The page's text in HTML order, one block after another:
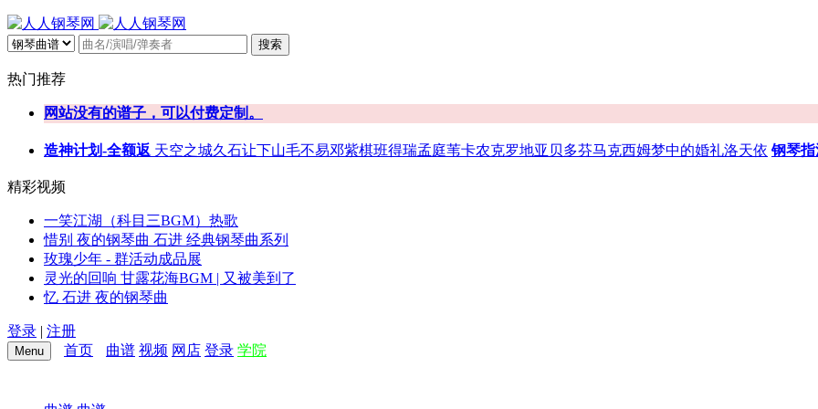
搜索
热门推荐
网站没有的谱子，可以付费定制。
造神计划-全额返 天空之城久石让下山毛不易邓紫棋班得瑞孟庭苇卡农克罗地亚 贝多芬马克西姆梦中的婚礼洛天依 钢琴
精彩视频
一笑江湖（科目三BGM）热歌
惜别 夜的钢琴曲 石进 经典钢琴曲系列
玫瑰少年 - 群活动成品展
灵光的回响 甘露花海BGM | 又被美到了
忆 石进 夜的钢琴曲
登录 | 注册
Menu 首页 曲谱 视频 网店 登录 学院